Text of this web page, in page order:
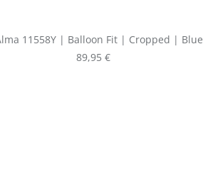
11558Y | Balloon Fit | Cropped | Blue
Regulärer Preis:
89,95 €